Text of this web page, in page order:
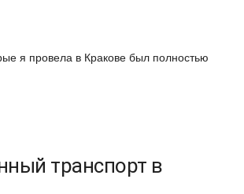
я провела в Кракове был полностью
транспорт в